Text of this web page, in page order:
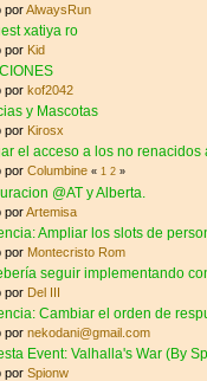
porAlwaysRun
xatiya ro
por Kid
porkof2042
y Mascotas
por Kirosx
el acceso a los no renacidos
porColumbine « 1 2 »
@AT y Alberta.
porArtemisa
Ampliar los slots de
por Montecristo Rom
seguir implementando
por Del III
Cambiar el orden de
pornekodani@gmail.com
Event: Valhalla's War (By
porSpionw